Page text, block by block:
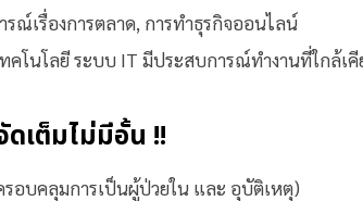
ณ์เรื่องการตลาด, การทำธุรกิจออนไลน์
คโนโลยี ระบบ IT มีประสบการณ์ทำงานที่ใกล้เคี
เต็มไม่มีอั้น !!
อบคลุมการเป็นผู้ป่วยใน และ อุบัติเหตุ)